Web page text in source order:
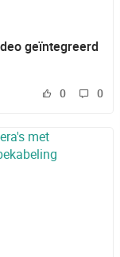
geïntegreerd
0 0